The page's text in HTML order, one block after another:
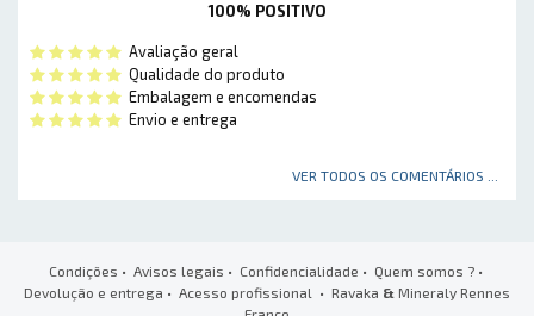
100% POSITIVO
Avaliação geral
Qualidade do produto
Embalagem e encomendas
Envio e entrega
VER TODOS OS COMENTÁRIOS ...
Condições • Avisos legais • Confidencialidade • Quem somos ?•
Devolução e entrega • Acesso profissional • Ravaka & Mineraly Rennes